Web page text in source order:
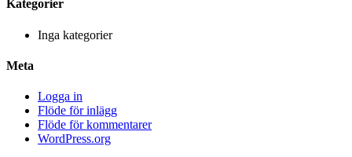
Kategorier
Inga kategorier
Meta
Logga in
Flöde för inlägg
Flöde för kommentarer
WordPress.org